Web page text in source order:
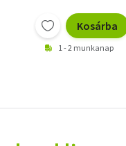
Kosárba
1 - 2 munkanap